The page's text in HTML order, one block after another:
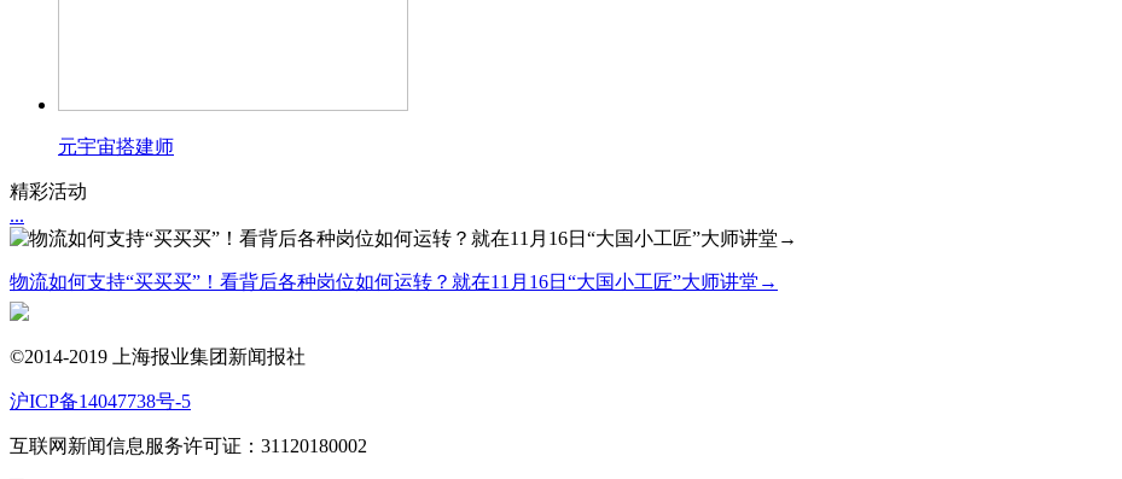
元宇宙搭建师
精彩活动
...
物流如何支持“买买买”！看背后各种岗位如何运转？就在11月16日“大国小工匠”大师讲堂→
©2014-2019 上海报业集团新闻报社
沪ICP备14047738号-5
互联网新闻信息服务许可证：31120180002